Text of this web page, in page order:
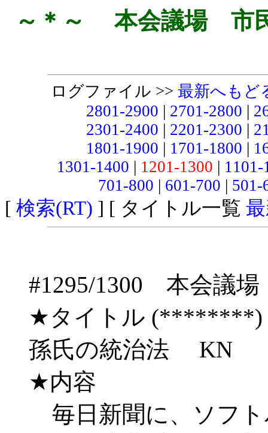
～＊～ 本会議場 市
ログファイル >> 最新へもど
2801-2900 | 2701-2800 |
2301-2400 | 2201-2300 |
1801-1900 | 1701-1800 |
1301-1400 | 1201-1300 |
701-800 | 601-700 |
[ 検索(RT) ] [ タイトル一覧
#1295/1300 本会議
★タイトル (********)
孫氏の統治法 KN
★内容
毎日新聞に、ソフト